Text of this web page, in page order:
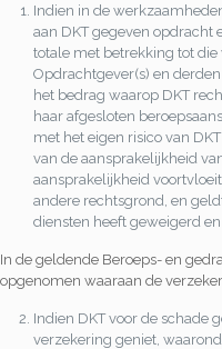
Indien in de
aan DKT gegeven opdracht
totale met betrekking tot
Opdrachtgever(s) en
het bedrag waarop DKT
haar afgesloten
met het eigen risico van
van de aansprakelijkheid
aansprakelijkheid
andere rechtsgrond, en
diensten heeft geweigerd
In de geldende Beroeps- en
opgenomen waaraan de
Indien DKT voor de schade
verzekering geniet,